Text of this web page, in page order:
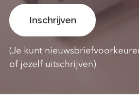
(Je kunt
of jezelf uitschrijven)